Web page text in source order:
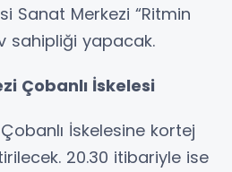
Sanat Merkezi “Ritmin
sahipliği yapacak.
Çobanlı İskelesi
İskelesine kortej
20.30 itibariyle ise